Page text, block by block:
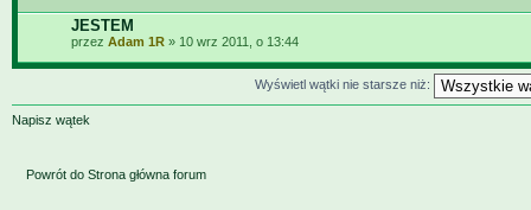
JESTEM
przez Adam 1R » 10 wrz 2011, o 13:44
Wyświetl wątki nie starsze niż:
Napisz wątek
Powrót do Strona główna forum